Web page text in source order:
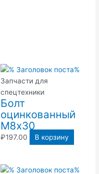
Запчасти для
спецтехники
Болт
оцинкованный
М8х30
₽197.00 В корзину